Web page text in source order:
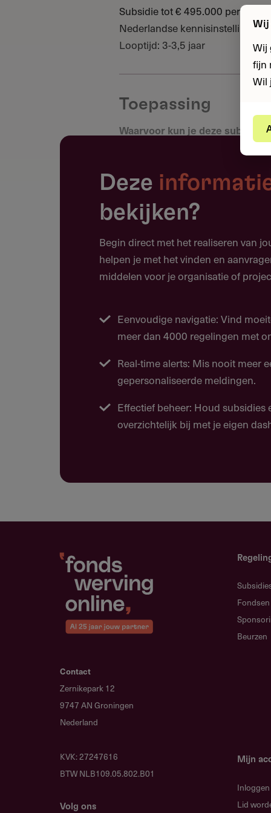
Subsidie tot € 495.000 per
Nederlandse kennisinstellingen |
Looptijd: 3-3,5 jaar
Toepassing
Waarvoor kun je deze subsidie
Deze subsidie biedt een in-
geavanceerde
Ontwikkeling en toepassing
softwarebibliotheken
Verbetering van bestaande
Oplossing van
Organisatie van workshops,
Research software verwijst naar
beantwoorden van
onderzoeksdata en -resultaten.
verstrekker op het gebied van
dataverwerking of high
De Lead Applicant moet een
Aantoonbare kennis en
Minimale persoonlijke inzet
Het onderzoeksteam moet
Onderzoekers van alle
De Lead Applicant mag slechts
opnieuw als Lead Applicant
Deze
bekijken?
Begin direct met het realiseren van
helpen je met het vinden en
middelen voor je organisatie of
Eenvoudige navigatie: Vind
meer dan 4000 regelingen met
Real-time alerts: Mis nooit meer
gepersonaliseerde meldingen.
Effectief beheer: Houd subsidies
overzichtelijk bij met je eigen
Contact
Zernikepark 12
9747 AN Groningen
Nederland
KVK: 27247616
BTW NLB109.05.802.B01
Volg ons
Fondsen
Beurzen
Mijn
Inloggen
Lid
Wij
Wij
fijn
Wil